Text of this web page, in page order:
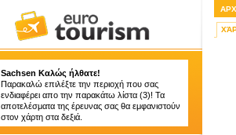
Sachsen Καλώς ήλθατε!
Παρακαλώ επιλέξτε την περιοχή που σας
ενδιαφέρει απο την παρακάτω λίστα (3)! Τα
αποτελέσματα της έρευνας σας θα εμφανιστούν
στον χάρτη στα δεξιά.